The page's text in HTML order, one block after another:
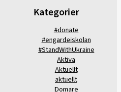
Kategorier
#donate
#engardeiskolan
#StandWithUkraine
Aktiva
Aktuellt
aktuellt
Domare